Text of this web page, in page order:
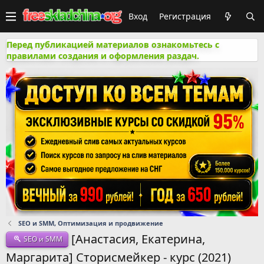
Вход Регистрация
Перед публикацией материалов ознакомьтесь с
правилами создания и оформления раздач.
SEO и SMM, Оптимизация и продвижение
SEO и SMM
[Анастасия, Екатерина,
Маргарита] Сторисмейкер - курс (2021)